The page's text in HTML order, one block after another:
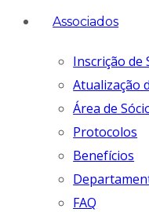
Associados
Inscrição de
Atualização
Área de
Protocolos
Benefícios
FAQ